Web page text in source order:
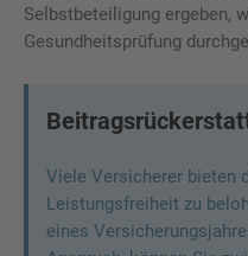
Selbstbeteiligung ergeben,
Gesundheitsprüfung
Viele Versicherer bieten
Leistungsfreiheit zu
eines